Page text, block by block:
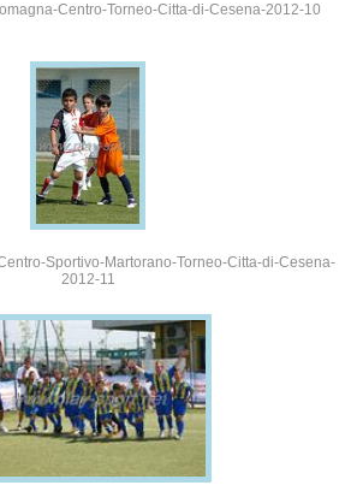
Centro-Torneo-Citta-di-Cesena-2012-10
Sportivo-Martorano-Torneo-Citta-di-Cesena-
2012-11